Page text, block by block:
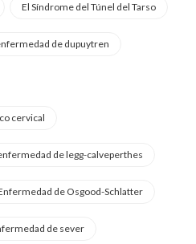
El Síndrome del Túnel del Tarso
de dupuytren
cervical
de legg-calveperthes
de Osgood-Schlatter
de sever